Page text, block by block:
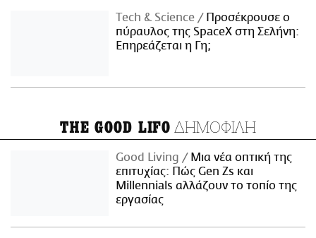
Τech & Science
Προσέκρουσε ο
πύραυλος της SpaceX στη Σελήνη:
Επηρεάζεται η Γη;
THE GOOD LIFO ΔΗΜΟΦΙΛΗ
Good Living
Μια νέα οπτική της
επιτυχίας: Πώς Gen Zs και
Millennials αλλάζουν το τοπίο της
εργασίας